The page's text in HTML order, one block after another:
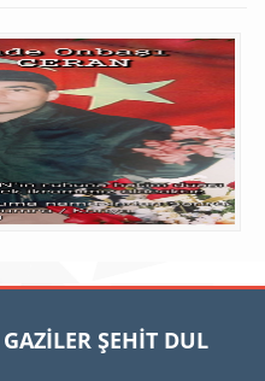
ŞEHİT DUL